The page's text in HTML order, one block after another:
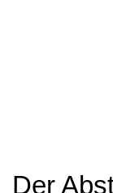
Der